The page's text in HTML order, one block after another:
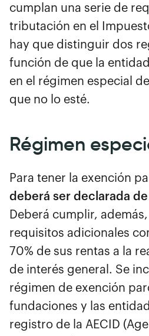
cumplan una serie de
tributación en el
hay que distinguir dos
función de que la
en el régimen especial
que no lo esté.
Régimen
Para tener la exención
deberá ser declarada
Deberá cumplir,
requisitos adicionales
70% de sus rentas a la
de interés general. Se
régimen de exención
fundaciones y las
registro de la AECID